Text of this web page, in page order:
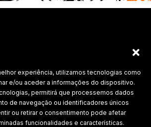
experiência, utilizamos tecnologias como
e/ou aceder a informações do dispositivo.
permitirá que processemos dados
de navegação ou identificadores únicos
ou retirar o consentimento pode afetar
funcionalidades e características.
reservados.